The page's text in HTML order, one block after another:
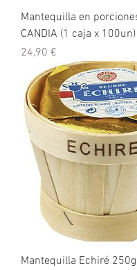
Mantequilla en
CANDIA (1 caja x 100un)
Precio
24,90 €
Mantequilla Echiré